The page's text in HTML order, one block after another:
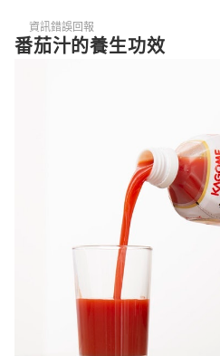
資訊錯誤回報
番茄汁的養生功效